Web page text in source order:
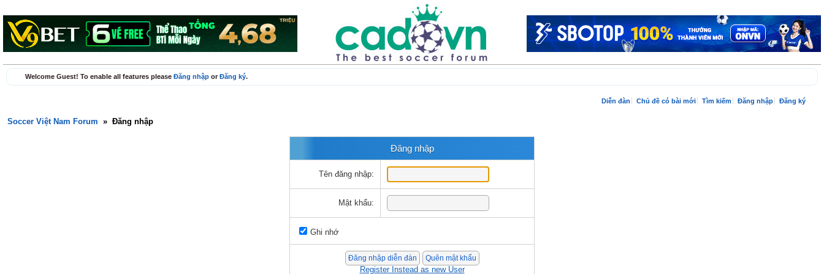
Welcome Guest! To enable all features please Đăng nhập orĐăng ký.
Diễn đàn Chủ đề có bài mới Tìm kiếm Đăng nhập Đăng ký
Soccer Việt Nam Forum » Đăng nhập
Đăng nhập
Tên đăng nhập:
Mật khẩu:
Ghi nhớ
Register Instead as new User